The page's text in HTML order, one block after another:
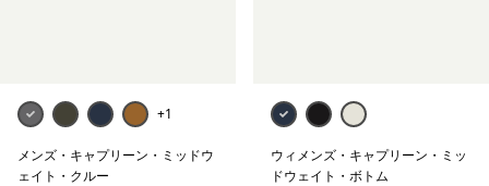
+1
メンズ・キャプリーン・ミッドウ
ェイト・クルー
ウィメンズ・キャプリーン・ミッ
ドウェイト・ボトム